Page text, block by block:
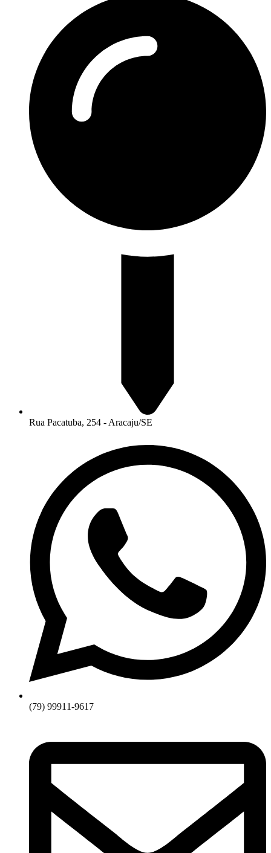
Rua Pacatuba, 254 - Aracaju/SE
(79) 99911-9617